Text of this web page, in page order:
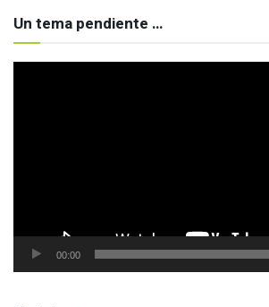
Un tema pendiente …
00:00